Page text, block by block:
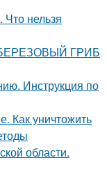
Что нельзя
БЕРЕЗОВЫЙ ГРИБ
Инструкция по
Как уничтожить
области.